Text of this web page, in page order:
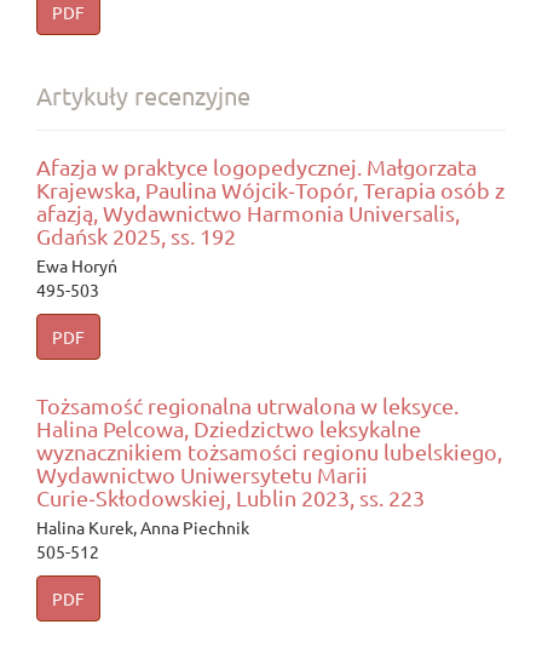
PDF
Artykuły recenzyjne
Afazja w praktyce logopedycznej. Małgorzata
Krajewska, Paulina Wójcik‑Topór, Terapia osób z
afazją, Wydawnictwo Harmonia Universalis,
Gdańsk 2025, ss. 192
Ewa Horyń
495-503
PDF
Tożsamość regionalna utrwalona w leksyce.
Halina Pelcowa, Dziedzictwo leksykalne
wyznacznikiem tożsamości regionu lubelskiego,
Wydawnictwo Uniwersytetu Marii
Curie‑Skłodowskiej, Lublin 2023, ss. 223
Halina Kurek, Anna Piechnik
505-512
PDF